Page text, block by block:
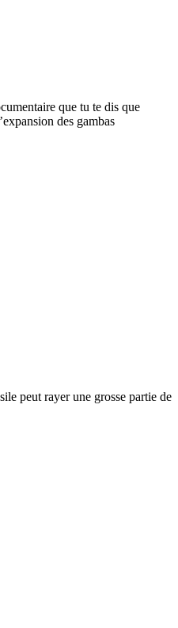
que tu te dis que
des gambas
peut rayer une grosse partie de